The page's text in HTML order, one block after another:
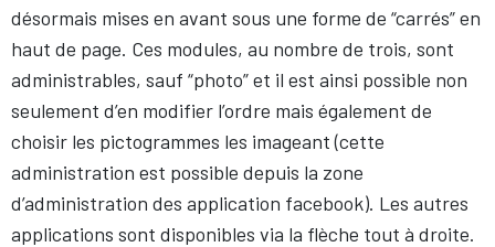
désormais mises en avant sous une forme de “carrés” en
haut de page. Ces modules, au nombre de trois, sont
administrables, sauf “photo” et il est ainsi possible non
seulement d’en modifier l’ordre mais également de
choisir les pictogrammes les imageant (cette
administration est possible depuis la zone
d’administration des application facebook). Les autres
applications sont disponibles via la flèche tout à droite.